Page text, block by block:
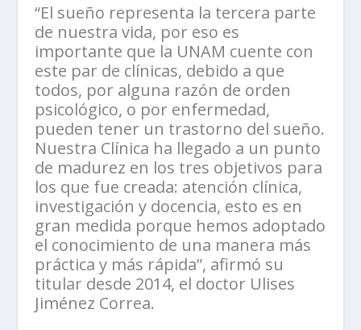
“El sueño representa la tercera parte
de nuestra vida, por eso es
importante que la UNAM cuente con
este par de clínicas, debido a que
todos, por alguna razón de orden
psicológico, o por enfermedad,
pueden tener un trastorno del sueño.
Nuestra Clínica ha llegado a un punto
de madurez en los tres objetivos para
los que fue creada: atención clínica,
investigación y docencia, esto es en
gran medida porque hemos adoptado
el conocimiento de una manera más
práctica y más rápida”, afirmó su
titular desde 2014, el doctor Ulises
Jiménez Correa.